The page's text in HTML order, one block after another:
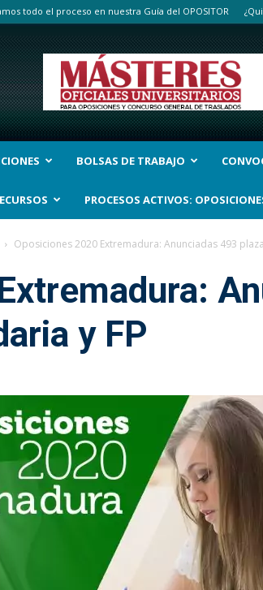
todo el proceso en nuestra Guía del OPOSITOR
BOLSAS DE TRABAJO
PROCESOS ACTIVOS:
Oposiciones 2020 Extremadura: Anunciadas 493
y FP